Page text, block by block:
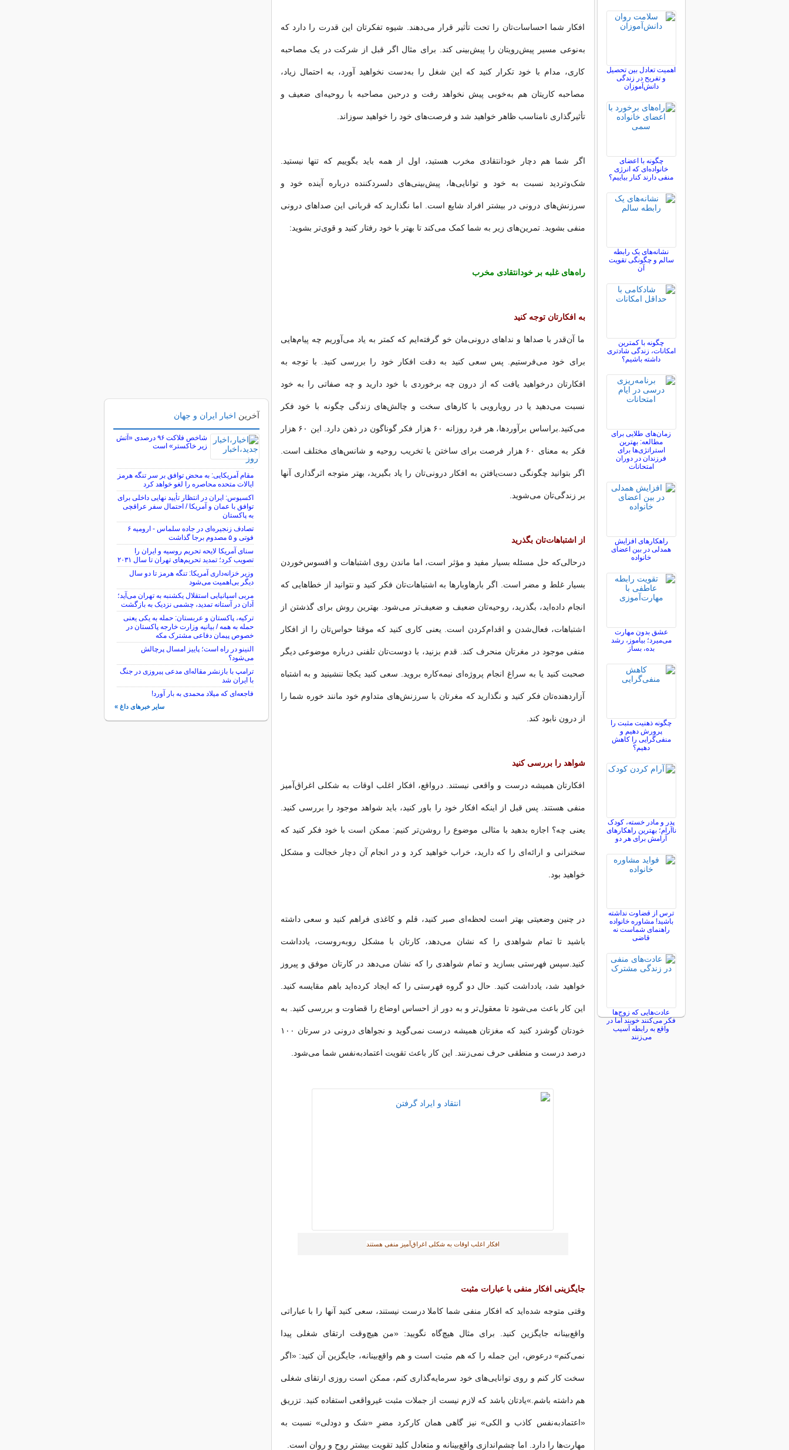
افکار شما احساسات‌تان را تحت تأثیر قرار می‌دهند. شیوه تفکرتان این قدرت را دارد که
به‌نوعی مسیر پیش‌رویتان را پیش‌بینی کند. برای مثال اگر قبل از شرکت در یک مصاحبه‌
کاری، مدام با خود تکرار کنید که این شغل را به‌دست نخواهید آورد، به احتمال زیاد،
مصاحبه کاریتان هم به‌خوبی پیش نخواهد رفت و درحین مصاحبه با روحیه‌ای ضعیف و
تأثیرگذاری نامناسب ظاهر خواهید شد و فرصت‌های خود را خواهید سوزاند.
اگر شما هم دچار خودانتقادی مخرب هستید، اول از همه باید بگوییم که تنها نیستید.
شک‌وتردید نسبت به خود و توانایی‌ها، پیش‌بینی‌های دلسردکننده درباره آینده خود و
سرزنش‌های درونی در بیشتر افراد شایع است. اما نگذارید که قربانی این صداهای درونی
منفی بشوید. تمرین‌های زیر به شما کمک می‌کند تا بهتر با خود رفتار کنید و قوی‌تر بشوید:
راه های غلبه بر خودانتقادی مخرب
به افکارتان توجه کنید
ما آن‌قدر با صداها و نداهای درونی‌مان خو گرفته‌ایم که کمتر به یاد می‌آوریم چه پیام‌هایی
برای خود می‌فرستیم. پس سعی کنید به دقت افکار خود را بررسی کنید. با توجه به
افکارتان درخواهید یافت که از درون چه برخوردی با خود دارید و چه صفاتی را به خود
نسبت می‌دهید یا در رویارویی با کارهای سخت و چالش‌های زندگی چگونه با خود فکر
می‌کنید.براساس برآوردها، هر فرد روزانه ۶۰ هزار فکر گوناگون در ذهن دارد. این ۶۰ هزار
فکر به معنای ۶۰ هزار فرصت برای ساختن یا تخریب روحیه و شانس‌های مختلف است.
اگر بتوانید چگونگی دست‌یافتن به افکار درونی‌تان را یاد بگیرید، بهتر متوجه اثرگذاری آنها
بر زندگی‌تان می‌شوید.
از اشتباهات‌تان بگذرید
درحالی‌که حل مسئله بسیار مفید و مؤثر است، اما ماندن روی اشتباهات و افسوس‌خوردن
بسیار غلط و مضر است. اگر بارهاوبارها به اشتباهات‌تان فکر کنید و نتوانید از خطاهایی که
انجام داده‌اید، بگذرید، روحیه‌تان ضعیف و ضعیف‌تر می‌شود. بهترین روش برای گذشتن از
اشتباهات، فعال‌شدن و اقدام‌کردن است. یعنی کاری کنید که موقتا حواس‌تان را از افکار
منفی موجود در مغرتان منحرف کند. قدم بزنید، با دوست‌تان تلفنی درباره موضوعی دیگر
صحبت کنید یا به سراغ انجام پروژه‌ای نیمه‌کاره بروید. سعی کنید یکجا ننشینید و به اشتباه
آزاردهنده‌تان فکر کنید و نگذارید که مغرتان با سرزنش‌های متداوم خود مانند خوره شما را
از درون نابود کند.
شواهد را بررسی کنید
افکارتان همیشه درست و واقعی نیستند. درواقع، افکار اغلب اوقات به شکلی اغراق‌آمیز
منفی هستند. پس قبل از اینکه افکار خود را باور کنید، باید شواهد موجود را بررسی کنید.
یعنی چه؟ اجازه بدهید با مثالی موضوع را روشن‌تر کنیم: ممکن است با خود فکر کنید که
سخنرانی و ارائه‌ای را که دارید، خراب خواهید کرد و در انجام آن دچار خجالت و مشکل
خواهید بود.
در چنین وضعیتی بهتر است لحظه‌ای صبر کنید، قلم و کاغذی فراهم کنید و سعی داشته
باشید تا تمام شواهدی را که نشان می‌دهد، کارتان با مشکل روبه‌روست، یادداشت
کنید.سپس فهرستی بسازید و تمام شواهدی را که نشان می‌دهد در کارتان موفق و پیروز
خواهید شد، یادداشت کنید. حال دو گروه فهرستی را که ایجاد کرده‌اید باهم مقایسه کنید.
این کار باعث می‌شود تا معقول‌تر و به دور از احساس اوضاع را قضاوت و بررسی کنید. به
خودتان گوشزد کنید که مغزتان همیشه درست نمی‌گوید و نجواهای درونی در سرتان ۱۰۰
درصد درست و منطقی حرف نمی‌زنند. این کار باعث تقویت اعتمادبه‌نفس شما می‌شود.
افکار اغلب اوقات به شکلی اغراق‌آمیز منفی هستند
جایگزینی افکار منفی با عبارات مثبت
وقتی متوجه شده‌اید که افکار منفی‌ شما کاملا درست نیستند، سعی کنید آنها را با عباراتی
واقع‌بینانه جایگزین کنید. برای مثال هیچ‌گاه نگویید:‌ «من هیچ‌وقت ارتقای شغلی پیدا
نمی‌کنم» درعوض، این جمله را که هم مثبت است و هم واقع‌بینانه، جایگزین آن کنید: «اگر
سخت کار کنم و روی توانایی‌های خود سرمایه‌گذاری کنم، ممکن است روزی ارتقای شغلی
هم داشته باشم.»یادتان باشد که لازم نیست از جملات مثبت غیرواقعی استفاده کنید. تزریق
«اعتمادبه‌نفس کاذب و الکی» نیز گاهی همان کارکرد مضرِ «شک و دودلی» نسبت به
مهارت‌ها را دارد. اما چشم‌اندازی واقع‌بینانه و متعادل کلید تقویت بیشتر روح و روان است.
اهمیت تعادل بین تحصیل
و تفریح در زندگی
دانش‌آموزان
چگونه با اعضای
خانواده‌ای که انرژی
منفی دارند کنار بیاییم؟
نشانه‌های یک رابطه
سالم و چگونگی تقویت
آن
چگونه با کمترین
امکانات، زندگی شادتری
داشته باشیم؟
زمان‌های طلایی برای
مطالعه: بهترین
استراتژی‌ها برای
فرزندان در دوران
امتحانات
راهکارهای افزایش
همدلی در بین اعضای
خانواده
عشق بدون مهارت
می‌میرد؛ بیاموز، رشد
بده، بساز
چگونه ذهنیت مثبت را
پرورش دهیم و
منفی‌گرایی را کاهش
دهیم؟
پدر و مادر خسته، کودک
ناآرام؛ بهترین راهکارهای
آرامش برای هر دو
ترس از قضاوت نداشته
باشید! مشاوره خانواده
راهنمای شماست نه
قاضی
عادت‌هایی که زوج‌ها
فکر می‌کنند خوبند اما در
واقع به رابطه آسیب
می‌زنند
آخرین اخبار ایران و جهان
شاخص فلاکت ۹۶ درصدی «آتش
زیر خاکستر» است
مقام آمریکایی: به محض توافق بر سر تنگه هرمز
ایالات متحده محاصره را لغو خواهد کرد
اکسیوس: ایران در انتظار تأیید نهایی داخلی برای
توافق با عمان و آمریکا / احتمال سفر عراقچی
به پاکستان
تصادف زنجیره‌ای در جاده سلماس - ارومیه ۶
فوتی و ۵ مصدوم برجا گذاشت
سنای آمریکا لایحه تحریم روسیه و ایران را
تصویب کرد؛ تمدید تحریم‌های تهران تا سال ۲۰۳۱
وزیر خزانه‌داری آمریکا: تنگه هرمز تا دو سال
دیگر بی‌اهمیت می‌شود
مربی اسپانیایی استقلال یکشنبه به تهران می‌آید؛
آدان در آستانه تمدید، چشمی نزدیک به بازگشت
ترکیه، پاکستان و عربستان: حمله به یکی یعنی
حمله به همه / بیانیه وزارت خارجه پاکستان در
خصوص پیمان دفاعی مشترک مکه
النینو در راه است؛ پاییز امسال پرچالش
می‌شود؟
ترامپ با بازنشر مقاله‌ای مدعی پیروزی در جنگ
با ایران شد
فاجعه‌ای که میلاد محمدی به بار آورد!
سایر خبرهای داغ »